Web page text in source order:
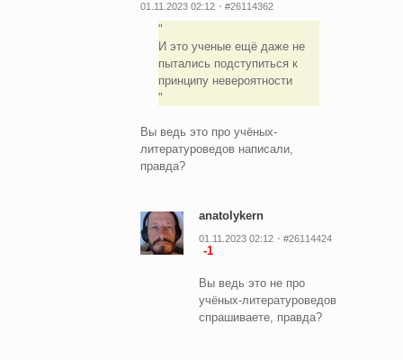
01.11.2023 02:12 #26114362
И это ученые ещё даже не
пытались подступиться к
принципу невероятности
Вы ведь это про учёных-
литературоведов написали,
правда?
anatolykern
01.11.2023 02:12 #26114424
-1
Вы ведь это не про
учёных-литературоведов
спрашиваете, правда?